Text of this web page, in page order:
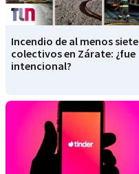
Incendio de al menos siete
colectivos en Zárate: ¿fue
intencional?